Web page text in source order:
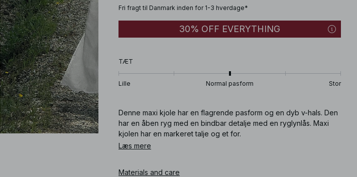
Fri fragt til Danmark inden for 1-3 hverdage*
30% OFF EVERYTHING
TÆT
Lille Normal pasform Stor
Denne maxi kjole har en flagrende pasform og en dyb v-hals. Den
har en åben ryg med en bindbar detalje med en ryglynlås. Maxi
kjolen har en markeret talje og et for.
Læs mere
Materials and care